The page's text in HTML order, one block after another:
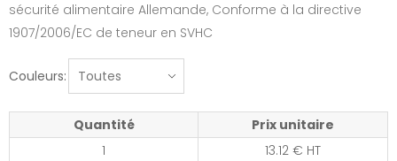
sécurité alimentaire Allemande, Conforme à la directive
1907/2006/EC de teneur en SVHC
Couleurs:
Quantité
Prix unitaire
1
13.12 € HT